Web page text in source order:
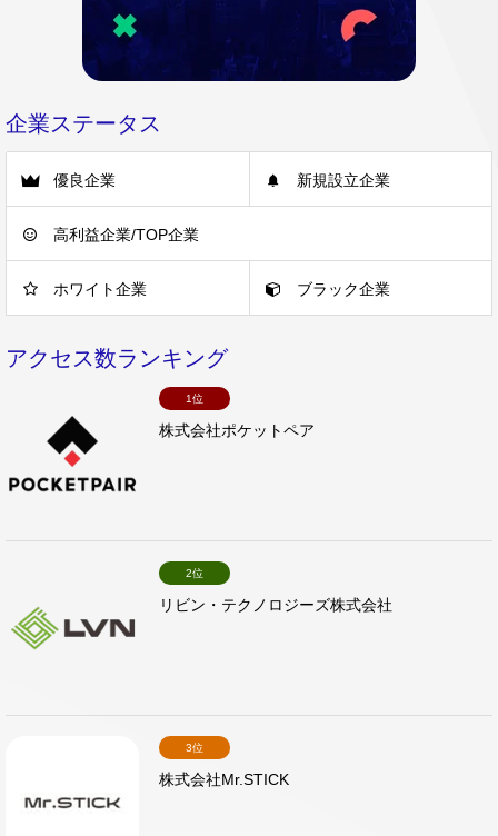
企業ステータス
優良企業 新規設立企業
高利益企業/TOP企業
ホワイト企業 ブラック企業
アクセス数ランキング
1位
株式会社ポケットペア
2位
リビン・テクノロジーズ株式会社
3位
株式会社Mr.STICK